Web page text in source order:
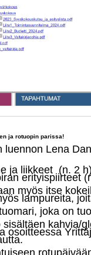
ja rotuopin parissa!
luennon Lena
ja liikkeet (n. 2
erityispiirteet
myös itse
lampureita,
joka on
kahvia/
osoitteessa